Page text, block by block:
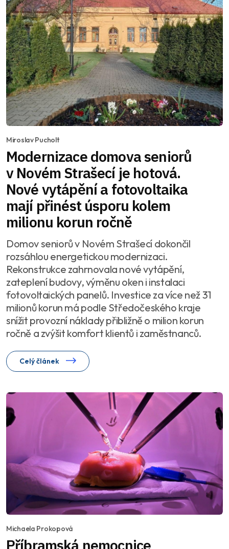
Miroslav Pucholt
Modernizace domova seniorů
v Novém Strašecí je hotová.
Nové vytápění a fotovoltaika
mají přinést úsporu kolem
milionu korun ročně
Domov seniorů v Novém Strašecí dokončil
rozsáhlou energetickou modernizaci.
Rekonstrukce zahrnovala nové vytápění,
zateplení budovy, výměnu oken i instalaci
fotovoltaických panelů. Investice za více než 31
milionů korun má podle Středočeského kraje
snížit provozní náklady přibližně o milion korun
ročně a zvýšit komfort klientů i zaměstnanců.
Celý článek
Michaela Prokopová
Příbramská nemocnice